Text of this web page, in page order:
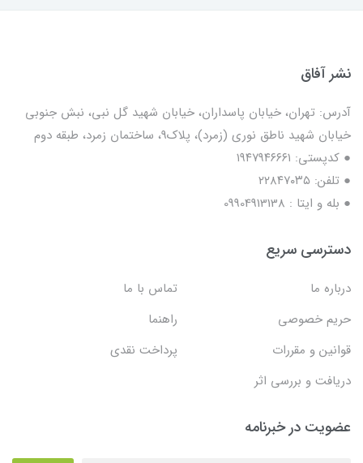
نشر آفاق
آدرس: تهران، خیابان پاسداران، خیابان شهید گل نبی، نبش جنوبی
خیابان شهید ناطق نوری (زمرد)، پلاک9، ساختمان زمرد، طبقه دوم
● کدپستی: ۱۹۴۷۹۴۶۶۶۱
● تلفن: ٢٢٨۴٧۰۳۵
● بله و ایتا : 09904913138
دسترسی سریع
درباره ما
تماس با ما
حریم خصوصی
راهنما
قوانین و مقررات
پرداخت نقدی
دریافت و بررسی اثر
عضویت در خبرنامه